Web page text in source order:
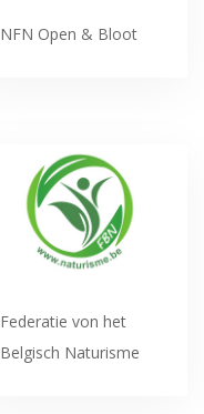
NFN Open & Bloot
Federatie von het
Belgisch Naturisme